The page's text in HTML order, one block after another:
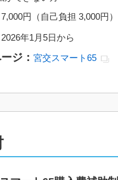
7,000円（自己負担 3,000円）
2026年1月5日から
ジ：宮交スマート65